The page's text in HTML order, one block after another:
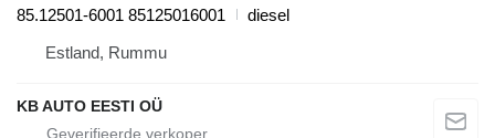
85.12501-6001 85125016001
diesel
Estland, Rummu
KB AUTO EESTI OÜ